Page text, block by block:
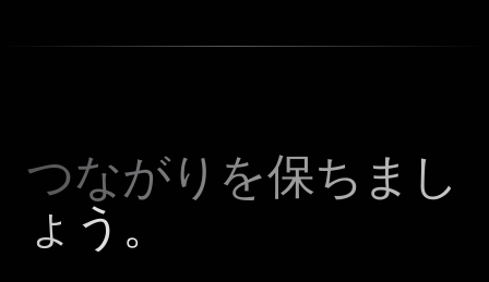
つながりを保ちまし
ょう。